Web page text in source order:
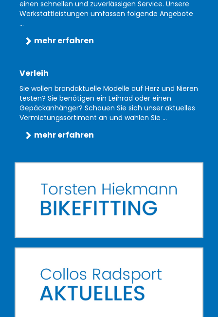
einen schnellen und zuverlässigen Service. Unsere
Werkstattleistungen umfassen folgende Angebote
...
mehr erfahren
Verleih
Sie wollen brandaktuelle Modelle auf Herz und Nieren
testen? Sie benötigen ein Leihrad oder einen
Gepäckanhänger? Schauen Sie sich unser aktuelles
Vermietungssortiment an und wählen Sie ...
mehr erfahren